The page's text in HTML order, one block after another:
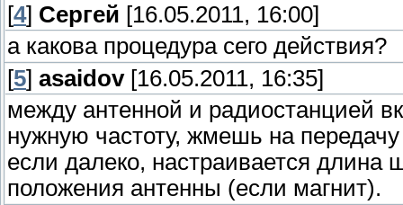
[4] Сергей [16.05.2011, 16:00]
а какова процедура сего действия?
[5] asaidov[16.05.2011, 16:35]
между антенной и радиостанцией
нужную частоту, жмешь на
если далеко, настраивается
положения антенны (если магнит).